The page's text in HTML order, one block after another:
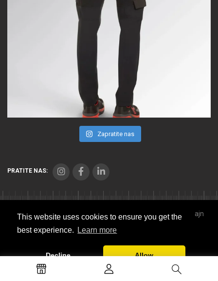
This website uses cookies to ensure you get the
best experience.
Learn more
Decline Allow
Zapratite nas
PRATITE NAS:
Copyright © 2021 Seibl Trade. Sva prava zadržana. Veb dizajn
Sitemap